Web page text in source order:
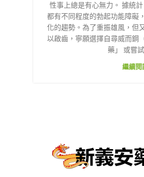
性事上總是有心無力。 據統
都有不同程度的勃起功能障礙
化的趨勢。為了重振雄風，但
以啟齒，寧願選擇自尋威而鋼
藥」 或嘗
繼續閱